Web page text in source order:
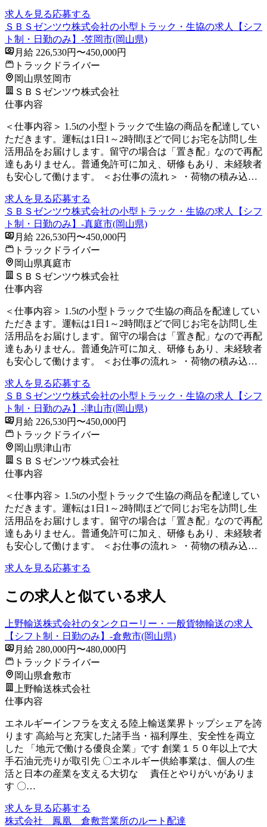
求人を見る応募する
ＳＢＳゼンツウ株式会社の小型トラック・生協の求人【シフ
ト制・日勤のみ】-笠岡市(岡山県)
月給 226,530円〜450,000円
トラックドライバー
岡山県笠岡市
ＳＢＳゼンツウ株式会社
仕事内容
＜仕事内容＞ 1.5tの小型トラックで生協の商品を配達してい
ただきます。運転は1日1～2時間ほどで同じお宅を訪問し生
活用品をお届けします。留守の場合は「置き配」なので再配
達もありません。普通免許可に加え、研修もあり、未経験者
も安心して働けます。 ＜お仕事の流れ＞ ・荷物の積み込…
求人を見る応募する
ＳＢＳゼンツウ株式会社の小型トラック・生協の求人【シフ
ト制・日勤のみ】-真庭市(岡山県)
月給 226,530円〜450,000円
トラックドライバー
岡山県真庭市
ＳＢＳゼンツウ株式会社
仕事内容
＜仕事内容＞ 1.5tの小型トラックで生協の商品を配達してい
ただきます。運転は1日1～2時間ほどで同じお宅を訪問し生
活用品をお届けします。留守の場合は「置き配」なので再配
達もありません。普通免許可に加え、研修もあり、未経験者
も安心して働けます。 ＜お仕事の流れ＞ ・荷物の積み込…
求人を見る応募する
ＳＢＳゼンツウ株式会社の小型トラック・生協の求人【シフ
ト制・日勤のみ】-津山市(岡山県)
月給 226,530円〜450,000円
トラックドライバー
岡山県津山市
ＳＢＳゼンツウ株式会社
仕事内容
＜仕事内容＞ 1.5tの小型トラックで生協の商品を配達してい
ただきます。運転は1日1～2時間ほどで同じお宅を訪問し生
活用品をお届けします。留守の場合は「置き配」なので再配
達もありません。普通免許可に加え、研修もあり、未経験者
も安心して働けます。 ＜お仕事の流れ＞ ・荷物の積み込…
求人を見る応募する
この求人と似ている求人
上野輸送株式会社のタンクローリー・一般貨物輸送の求人
【シフト制・日勤のみ】-倉敷市(岡山県)
月給 280,000円〜480,000円
トラックドライバー
岡山県倉敷市
上野輸送株式会社
仕事内容
エネルギーインフラを支える陸上輸送業界トップシェアを誇
ります 高給与と充実した諸手当・福利厚生、安全性を両立
した 「地元で働ける優良企業」です 創業１５０年以上で大
手石油元売りが取引先 〇エネルギー供給事業は、個人の生
活と日本の産業を支える大切な 責任とやりがいがありま
す 〇…
求人を見る応募する
株式会社 鳳凰 倉敷営業所のルート配達